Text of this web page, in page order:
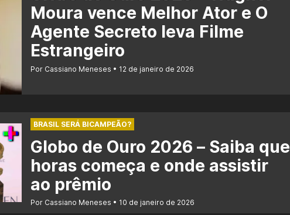
Moura vence Melhor Ator e O
Agente Secreto leva Filme
Estrangeiro
Por Cassiano Meneses 12 de janeiro de 2026
BRASIL SERÁ BICAMPEÃO?
Globo de Ouro 2026 – Saiba que
horas começa e onde assistir
ao prêmio
Por Cassiano Meneses 10 de janeiro de 2026